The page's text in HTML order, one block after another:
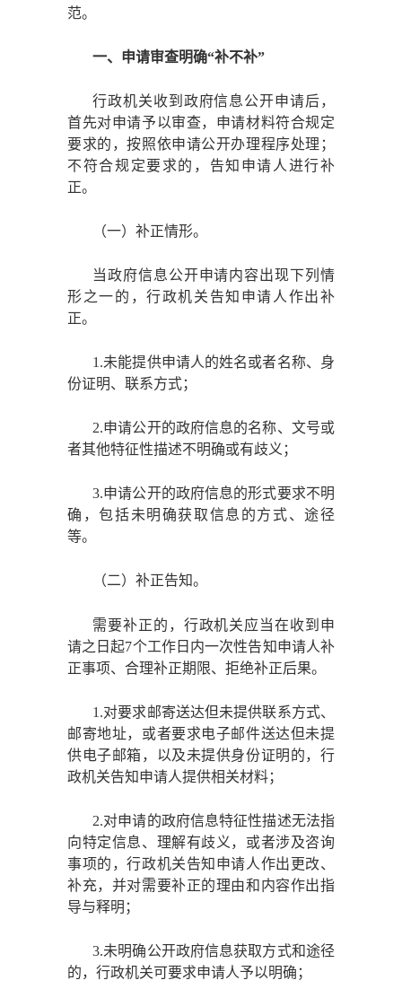
范。
一、申请审查明确“补不补”
行政机关收到政府信息公开申请后，
首先对申请予以审查，申请材料符合规定
要求的，按照依申请公开办理程序处理；
不符合规定要求的，告知申请人进行补
正。
（一）补正情形。
当政府信息公开申请内容出现下列情
形之一的，行政机关告知申请人作出补
正。
1.未能提供申请人的姓名或者名称、身
份证明、联系方式；
2.申请公开的政府信息的名称、文号或
者其他特征性描述不明确或有歧义；
3.申请公开的政府信息的形式要求不明
确，包括未明确获取信息的方式、途径
等。
（二）补正告知。
需要补正的，行政机关应当在收到申
请之日起7个工作日内一次性告知申请人补
正事项、合理补正期限、拒绝补正后果。
1.对要求邮寄送达但未提供联系方式、
邮寄地址，或者要求电子邮件送达但未提
供电子邮箱，以及未提供身份证明的，行
政机关告知申请人提供相关材料；
2.对申请的政府信息特征性描述无法指
向特定信息、理解有歧义，或者涉及咨询
事项的，行政机关告知申请人作出更改、
补充，并对需要补正的理由和内容作出指
导与释明；
3.未明确公开政府信息获取方式和途径
的，行政机关可要求申请人予以明确；